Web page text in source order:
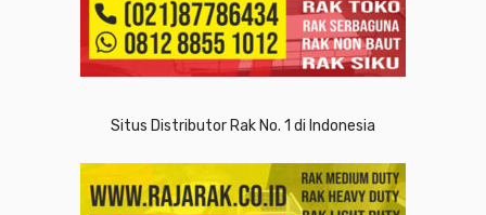
Situs Distributor Rak No. 1 di Indonesia